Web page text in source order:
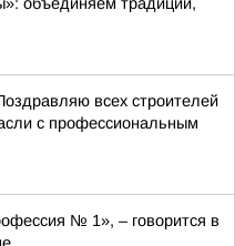
всех строителей
с профессиональным
№ 1», – говорится в